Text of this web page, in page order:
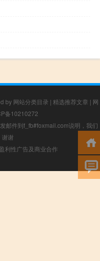
by 网站分类目录 | 精选推荐文章 | 网
备10210272
邮件到f_fb#foxmail.com说明，我们
谢谢
利性广告及商业合作